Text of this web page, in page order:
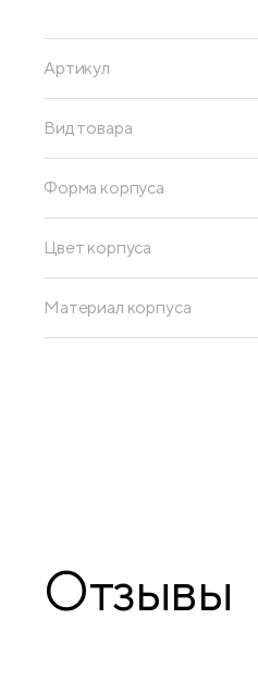
Артикул
Вид товара
Форма корпуса
Цвет корпуса
Материал корпуса
Отзывы